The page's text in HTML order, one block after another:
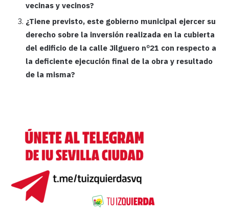
vecinas y vecinos?
¿Tiene previsto, este gobierno municipal ejercer su
derecho sobre la inversión realizada en la cubierta
del edificio de la calle Jilguero nº21 con respecto a
la deficiente ejecución final de la obra y resultado
de la misma?